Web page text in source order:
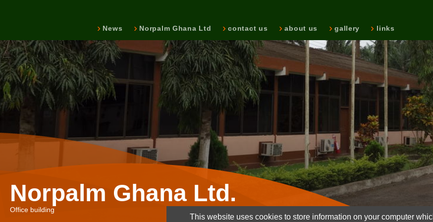
News Norpalm Ghana Ltd contact us about us gallery links
Norpalm Ghana Ltd.
Office building
This website uses cookies to store information on your computer